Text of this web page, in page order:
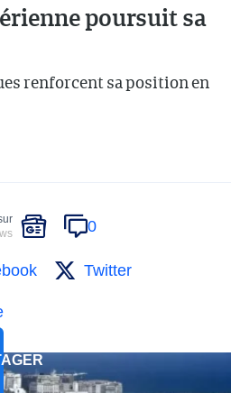
poursuit sa
renforcent sa position en
0
Twitter